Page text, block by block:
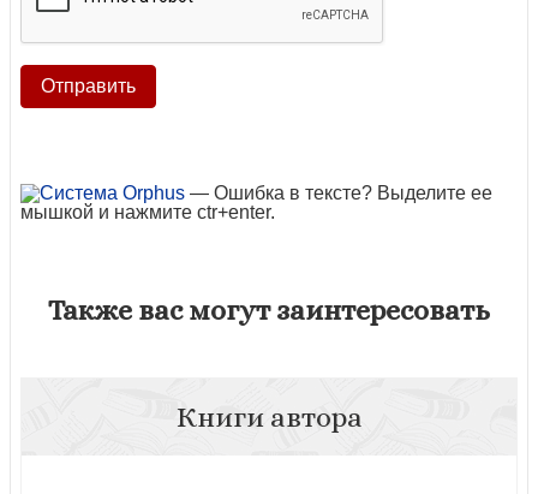
— Ошибка в тексте? Выделите ее
мышкой и нажмите ctr+enter.
Также вас могут заинтересовать
Книги автора